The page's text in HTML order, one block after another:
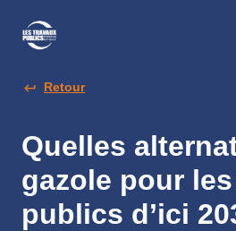
Retour
Quelles
gazole pour
publics d’ici